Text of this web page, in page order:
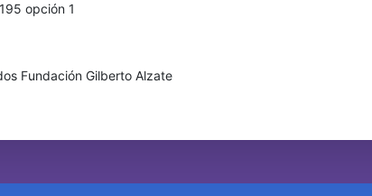
opción 1
Fundación Gilberto Alzate